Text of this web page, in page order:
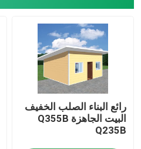
رائع البناء الصلب الخفيف
البيت الجاهزة Q355B
Q235B